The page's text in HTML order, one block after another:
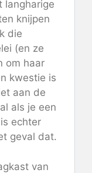
langharige
knijpen
die
(en ze
om haar
kwestie is
aan de
als je een
echter
geval dat.
van